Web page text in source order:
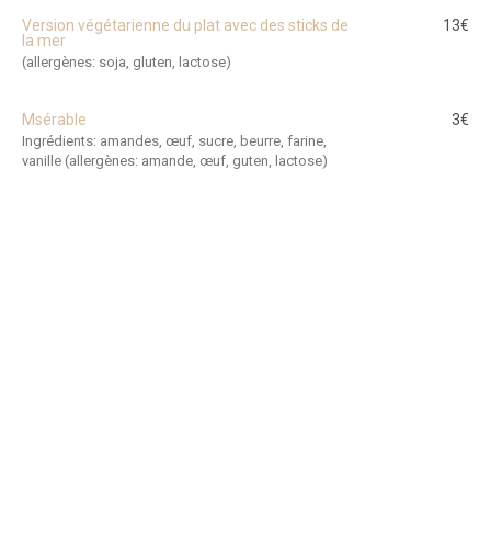
Version végétarienne du plat avec des sticks de
la mer
(allergènes: soja, gluten, lactose)
13€
Msérable
Ingrédients: amandes, œuf, sucre, beurre, farine,
vanille (allergènes: amande, œuf, guten, lactose)
3€